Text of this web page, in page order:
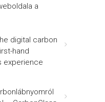
a
digital carbon
hand
experience